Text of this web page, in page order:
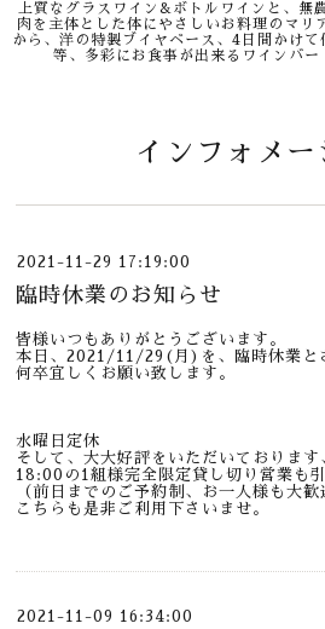
上質なグラスワイン&ボトルワインと、無
肉を主体とした体にやさしいお料理のマリ
から、洋の特製ブイヤベース、4日間かけ
等、多彩にお食事が出来るワインバー
インフォメー
2021-11-29 17:19:00
臨時休業のお知らせ
皆様いつもありがとうございます。
本日、2021/11/29(月)を、臨時休業と
何卒宜しくお願い致します。
水曜日定休
そして、大大好評をいただいておりま
18:00の1組様完全限定貸し切り営業も
（前日までのご予約制、お一人様も大歓
こちらも是非ご利用下さいませ。
2021-11-09 16:34:00